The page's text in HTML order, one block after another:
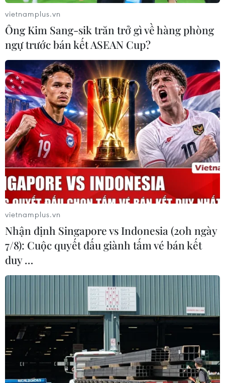
Ukraine xúc tiến đàm phán với phe ly khai
trước thềm hội nghị 4 bên
13/01/2015 14:55
Ukraine tuyên bố rằng cuộc gặp thượng đỉnh bàn về
hòa bình mà Tổng thống Petro Poroshenko triệu tập để
chấm dứt cuộc nổi dậy của lực lượng ly khai sẽ đòi hỏi
phải thương thảo với phe ly khai.
Quốc hội Ukraine thông qua việc làm mới
lực lượng ở tiền tuyến
15/01/2015 12:40
Ngày 15/1, Quốc hội Ukraine đã bỏ phiếu thông qua
việc làm mới lực lượng ở tiền tuyến và nối lại chế độ đi
vietnamplus.vn
Ông Kim Sang-sik trăn trở gì về hàng phòng
ngự trước bán kết ASEAN Cup?
vietnamplus.vn
Nhận định Singapore vs Indonesia (20h ngày
7/8): Cuộc quyết đấu giành tấm vé bán kết
duy …